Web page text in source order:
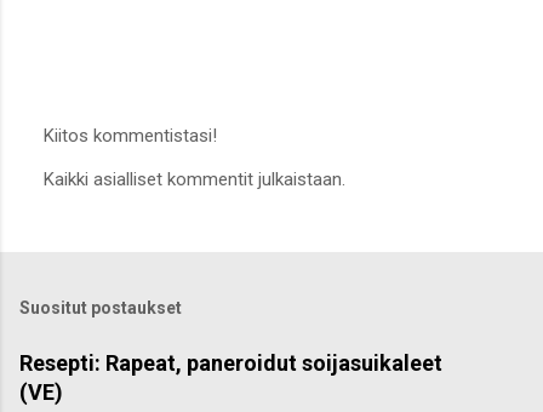
ä
o
m
e
n
Kiitos kommentistasi!
Kaikki asialliset kommentit julkaistaan.
Suositut postaukset
Resepti: Rapeat, paneroidut soijasuikaleet
(VE)